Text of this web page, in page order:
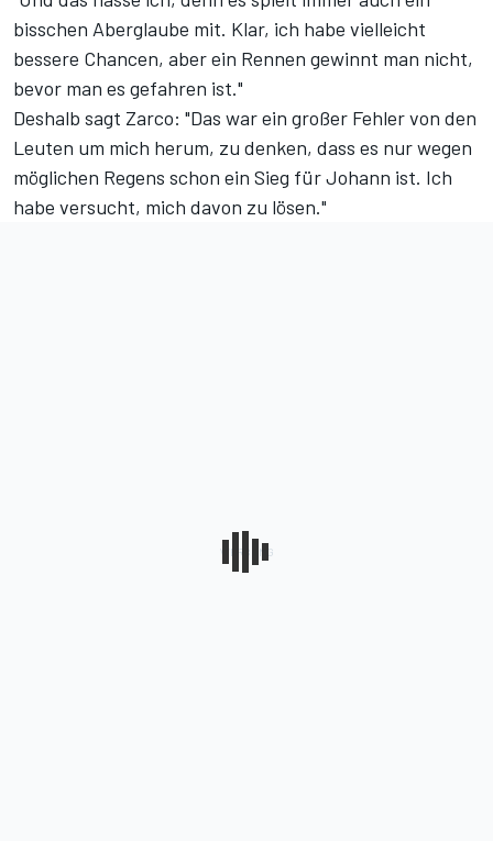
bisschen Aberglaube mit. Klar, ich habe vielleicht
bessere Chancen, aber ein Rennen gewinnt man nicht,
bevor man es gefahren ist."
Deshalb sagt Zarco: "Das war ein großer Fehler von den
Leuten um mich herum, zu denken, dass es nur wegen
möglichen Regens schon ein Sieg für Johann ist. Ich
habe versucht, mich davon zu lösen."